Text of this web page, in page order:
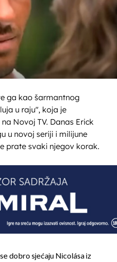
ga kao šarmantnog
u raju", koja je
Novoj TV. Danas Erick
u novoj seriji i milijune
prate svaki njegov korak.
dobro sjećaju Nicolása iz